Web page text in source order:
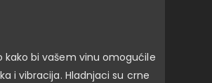
kako bi vašem vinu omogućile
i vibracija. Hladnjaci su crne